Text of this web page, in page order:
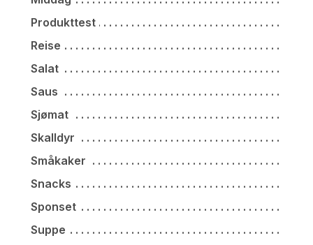
Produkttest
Reise
Salat
Saus
Sjømat
Skalldyr
Småkaker
Snacks
Sponset
Suppe